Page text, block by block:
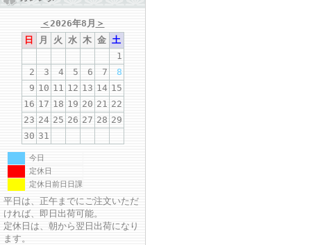
＜2026年8月 ＞
日
月 火 水 木 金 土
1
2
3 4 5 6 7
8
9 10 11 12 13 14 15
16 17 18 19 20 21 22
23 24 25 26 27 28 29
30 31
今日
定休日
定休日前日日課
平日は、正午までにご注文いただ
ければ、即日出荷可能。
定休日は、朝から翌日出荷になり
ます。